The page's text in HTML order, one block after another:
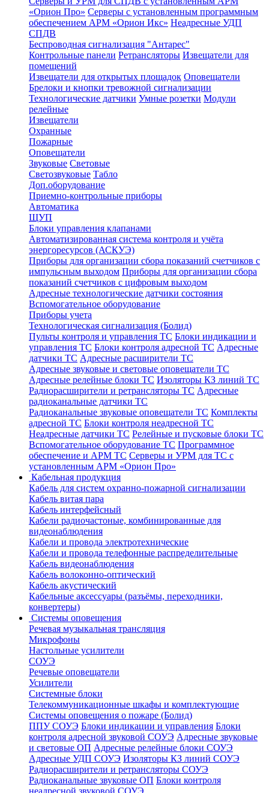
«Орион Про» Серверы с установленным программным
обеспечением АРМ «Орион Икс» Неадресные УДП
СПДВ
Беспроводная сигнализация "Антарес"
Контрольные панели Ретрансляторы Извещатели для
помещений
Извещатели для открытых площадок Оповещатели
Брелоки и кнопки тревожной сигнализации
Технологические датчики Умные розетки Модули
релейные
Извещатели
Охранные
Пожарные
Оповещатели
Звуковые Световые
Светозвуковые Табло
Доп.оборудование
Приемно-контрольные приборы
Автоматика
ЩУП
Блоки управления клапанами
Автоматизированная система контроля и учёта
энергоресурсов (АСКУЭ)
Приборы для организации сбора показаний счетчиков с
импульсным выходом Приборы для организации сбора
показаний счетчиков с цифровым выходом
Адресные технологические датчики состояния
Вспомогательное оборудование
Приборы учета
Технологическая сигнализация (Болид)
Пульты контроля и управления ТС Блоки индикации и
управления ТС Блоки контроля адресной ТС Адресные
датчики ТС Адресные расширители ТС
Адресные звуковые и световые оповещатели ТС
Адресные релейные блоки ТС Изоляторы КЗ линий ТС
Радиорасширители и ретрансляторы ТС Адресные
радиоканальные датчики ТС
Радиоканальные звуковые оповещатели ТС Комплекты
адресной ТС Блоки контроля неадресной ТС
Неадресные датчики ТС Релейные и пусковые блоки ТС
Вспомогательное оборудование ТС Программное
обеспечение и АРМ ТС Серверы и УРМ для ТС с
установленным АРМ «Орион Про»
Кабельная продукция
Кабель для систем охранно-пожарной сигнализации
Кабель витая пара
Кабель интерфейсный
Кабели радиочастоные, комбинированные для
видеонаблюдения
Кабели и провода электротехнические
Кабели и провода телефонные распределительные
Кабель видеонаблюдения
Кабель волоконно-оптический
Кабель акустический
Кабельные аксессуары (разъёмы, переходники,
конвертеры)
Системы оповещения
Речевая музыкальная трансляция
Микрофоны
Настольные усилители
СОУЭ
Речевые оповещатели
Усилители
Системные блоки
Телекоммуникационные шкафы и комплектующие
Системы оповещения о пожаре (Болид)
ППУ СОУЭ Блоки индикации и управления Блоки
контроля адресной звуковой СОУЭ Адресные звуковые
и световые ОП Адресные релейные блоки СОУЭ
Адресные УДП СОУЭ Изоляторы КЗ линий СОУЭ
Радиорасширители и ретрансляторы СОУЭ
Радиоканальные звуковые ОП Блоки контроля
неадресной звуковой СОУЭ